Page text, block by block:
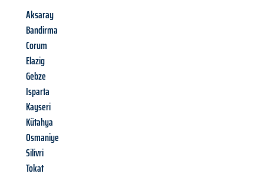
Aksaray
Bandirma
Corum
Elazig
Gebze
Isparta
Kayseri
Kütahya
Osmaniye
Silivri
Tokat